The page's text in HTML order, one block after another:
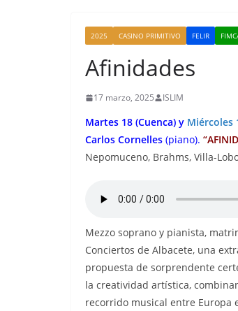
2025 CASINO PRIMITIVO FELIR
Afinidades
17 marzo, 2025 ISLIM
Martes 18 (Cuenca) y Miércoles
Carlos Cornelles (piano). “
Nepomuceno, Brahms, Villa-
Mezzo soprano y pianista,
Conciertos de Albacete, una
propuesta de sorprendente
la creatividad artística,
recorrido musical entre Europa